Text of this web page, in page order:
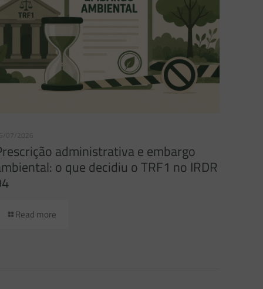
07/2026
administrativa e embargo
o que decidiu o TRF1 no IRDR
Read more